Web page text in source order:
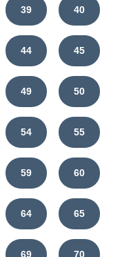
39 40
44 45
49 50
54 55
59 60
64 65
69 70